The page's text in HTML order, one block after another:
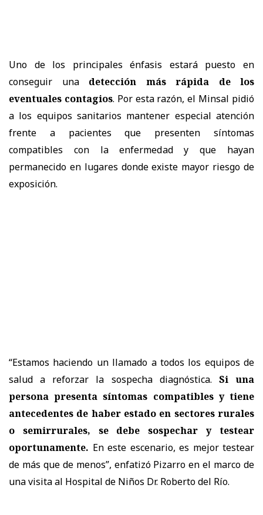
Uno de los principales énfasis estará puesto en
conseguir una detección más rápida de los
eventuales contagios. Por esta razón, el Minsal pidió
a los equipos sanitarios mantener especial atención
frente a pacientes que presenten síntomas
compatibles con la enfermedad y que hayan
permanecido en lugares donde existe mayor riesgo de
exposición.
“Estamos haciendo un llamado a todos los equipos de
salud a reforzar la sospecha diagnóstica. Si una
persona presenta síntomas compatibles y tiene
antecedentes de haber estado en sectores rurales
o semirrurales, se debe sospechar y testear
oportunamente. En este escenario, es mejor testear
de más que de menos”, enfatizó Pizarro en el marco de
una visita al Hospital de Niños Dr. Roberto del Río.